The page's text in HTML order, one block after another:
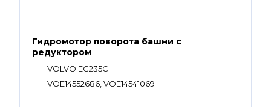
Гидромотор поворота башни с
редуктором
VOLVO EC235C
VOE14552686, VOE14541069